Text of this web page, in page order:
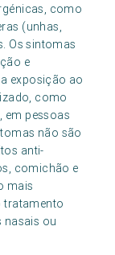
como
(unhas,
Os sintomas
e
exposição ao
como
em pessoas
não são
anti-
comichão e
mais
tratamento
ou